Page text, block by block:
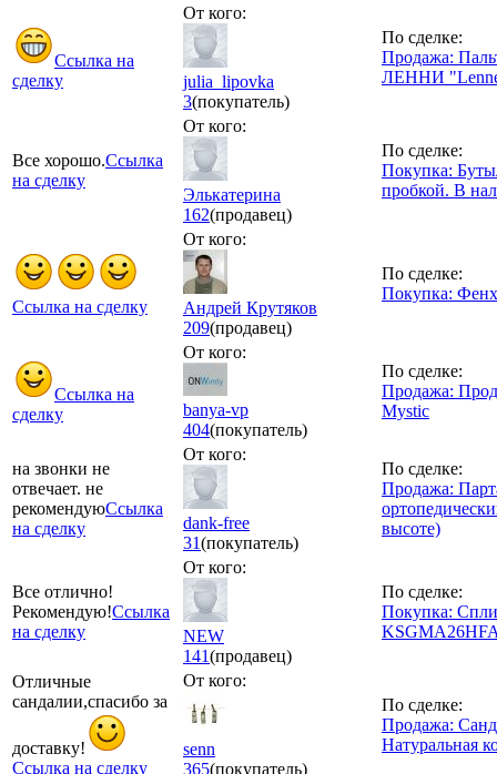
Ссылка на
сделку
От кого:
julia_lipovka
3(покупатель)
По сделке:
Продажа:
ЛЕННИ
Все хорошо.Ссылка
на сделку
От кого:
Элькатерина
162(продавец)
По сделке:
Покупка:
пробкой. В
Ссылка на сделку
От кого:
Андрей Крутяков
209(продавец)
По сделке:
Покупка:
Ссылка на
сделку
От кого:
banya-vp
404(покупатель)
По сделке:
Продажа:
Mystic
на звонки не
отвечает. не
рекомендуюСсылка
на сделку
От кого:
dank-free
31(покупатель)
По сделке:
Продажа:
высоте)
Все отлично!
Рекомендую!Ссылка
на сделку
От кого:
NEW
141(продавец)
По сделке:
Покупка:
Отличные
сандалии,спасибо за
доставку!
Ссылка на сделку
От кого:
senn
365(покупатель)
По сделке:
Продажа:
Натуральная